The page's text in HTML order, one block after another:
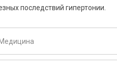
последствий гипертонии.
Медицина